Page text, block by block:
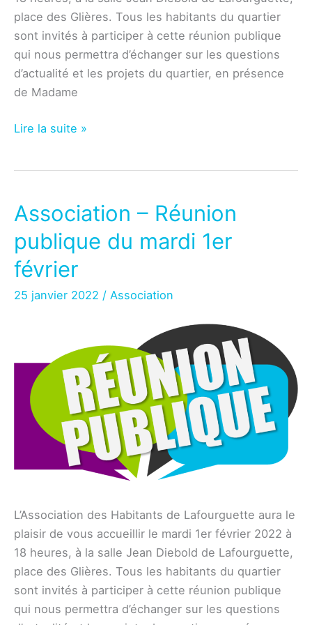
place des Glières. Tous les habitants du quartier
sont invités à participer à cette réunion publique
qui nous permettra d’échanger sur les questions
d’actualité et les projets du quartier, en présence
de Madame
Association
du
mardi
1er
mars
Lire la suite »
Association – Réunion
publique du mardi 1er
février
25 janvier 2022 / Association
L’Association des Habitants de Lafourguette aura le
plaisir de vous accueillir le mardi 1er février 2022 à
18 heures, à la salle Jean Diebold de Lafourguette,
place des Glières. Tous les habitants du quartier
sont invités à participer à cette réunion publique
qui nous permettra d’échanger sur les questions